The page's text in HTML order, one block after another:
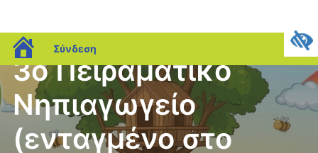
blogs.sch.gr
Σύνδεση
3ο Πειραματικό
Νηπιαγωγείο
(ενταγμένο στο